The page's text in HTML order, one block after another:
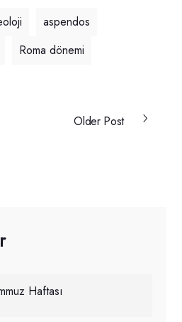
aspendos
Roma dönemi
Older Post
Haftası